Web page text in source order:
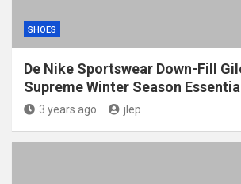
SHOES
De Nike Sportswear Down-Fill
Supreme Winter Season Essential
3 years ago jlep